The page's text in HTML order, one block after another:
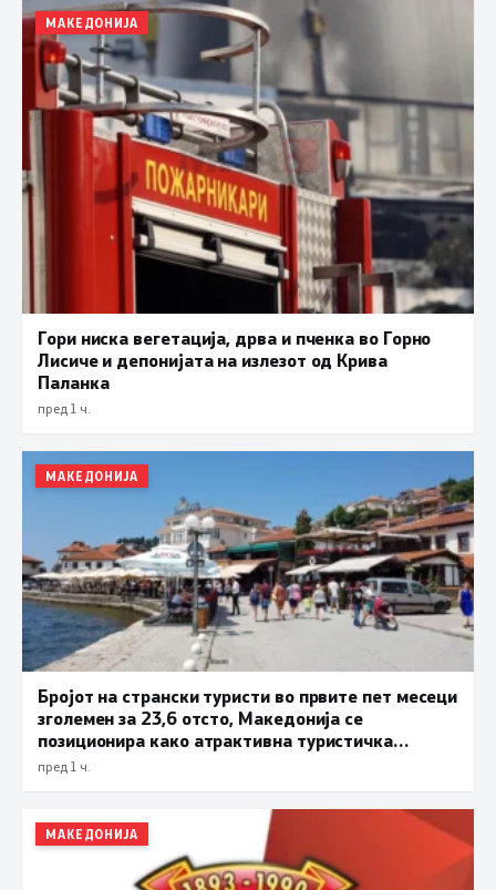
МАКЕДОНИЈА
Гори ниска вегетација, дрва и пченка во Горно
Лисиче и депонијата на излезот од Крива
Паланка
пред 1 ч.
МАКЕДОНИЈА
Бројот на странски туристи во првите пет месеци
зголемен за 23,6 отсто, Македонија се
позиционира како атрактивна туристичка
дестинација
пред 1 ч.
МАКЕДОНИЈА